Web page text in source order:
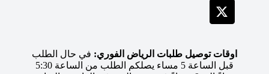
اوقات توصيل طلبات الرياض الفوري: في حال الطلب
قبل الساعة 5 مساء يصلكم الطلب من الساعة 5:30